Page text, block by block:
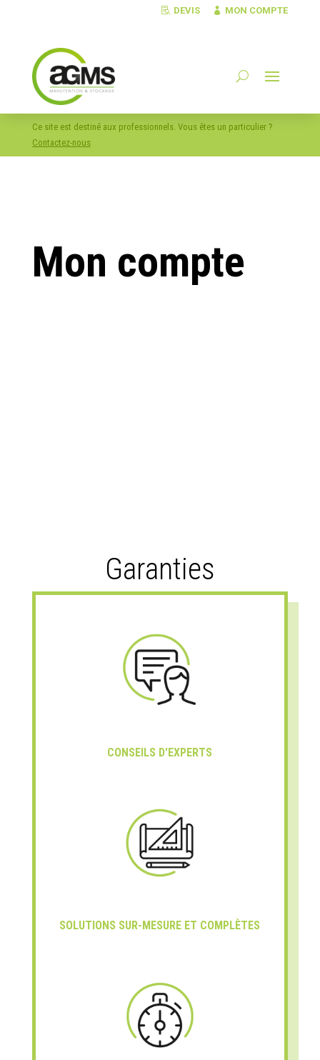
DEVIS MON COMPTE
Ce site est destiné aux professionnels. Vous êtes un particulier ?
Contactez-nous
Mon compte
Garanties
CONSEILS D'EXPERTS
SOLUTIONS SUR-MESURE ET COMPLÈTES